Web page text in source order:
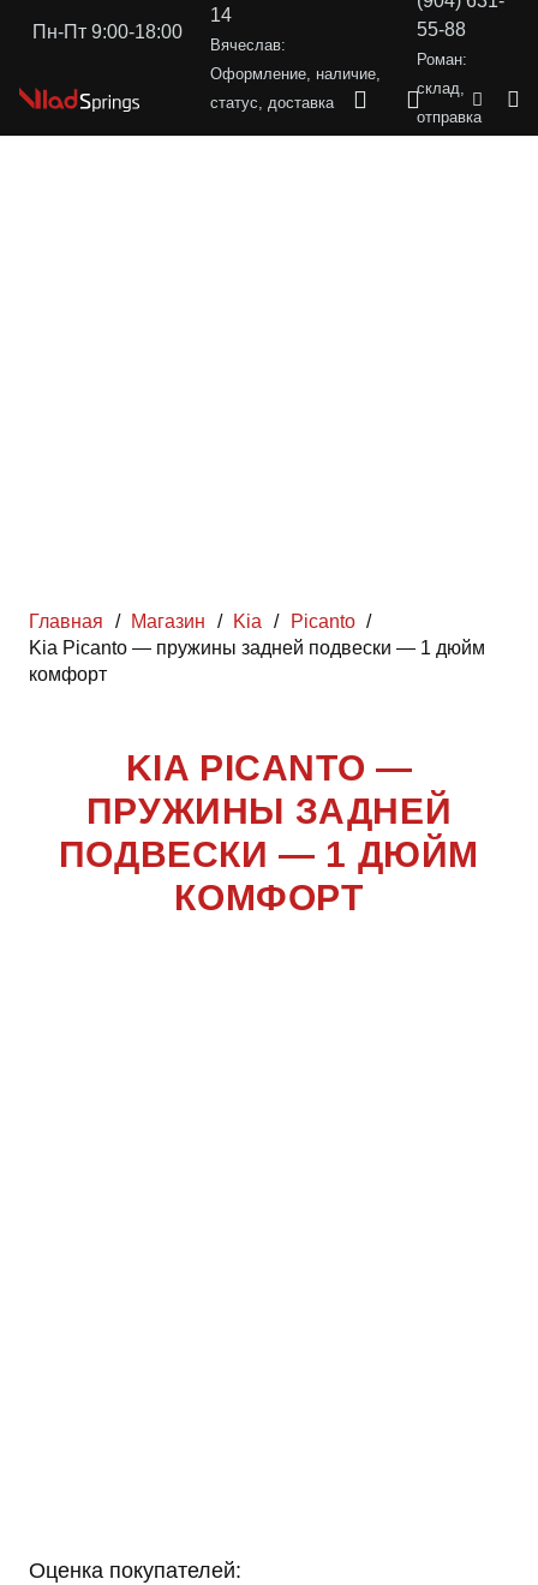
Пн-Пт 9:00-18:00
14
Вячеслав:
Оформление, наличие,
статус, доставка
55-88
Роман:
склад,
отправка
Главная / Магазин / Kia / Picanto /
Kia Picanto — пружины задней подвески — 1 дюйм
комфорт
KIA PICANTO —
ПРУЖИНЫ ЗАДНЕЙ
ПОДВЕСКИ — 1 ДЮЙМ
КОМФОРТ
Оценка покупателей: